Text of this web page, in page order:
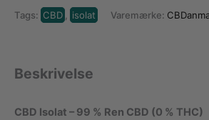
Tags: CBD isolat Varemærke:
Beskrivelse
CBD Isolat – 99 % Ren CBD (0 % THC)